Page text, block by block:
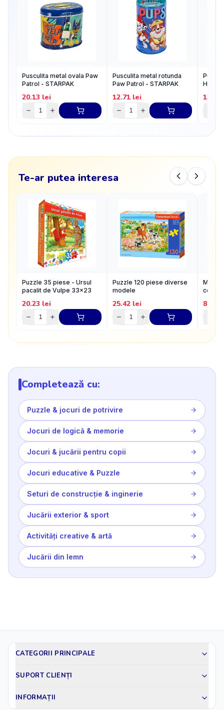
Pusculita metal ovala Paw
Patrol - STARPAK
20.13 lei
Pusculita metal rotunda
Paw Patrol - STARPAK
12.71 lei
Hot
12.71
Te-ar putea interesa
Puzzle 35 piese - Ursul
pacalit de Vulpe 33x23
20.23 lei
Puzzle 120 piese diverse
modele
25.42 lei
cosmic
84.57
Completează cu:
Puzzle & jocuri de potrivire
Jocuri de logică & memorie
Jocuri & jucării pentru copii
Jocuri educative & Puzzle
Seturi de construcție & inginerie
Jucării exterior & sport
Activități creative & artă
Jucării din lemn
CATEGORII PRINCIPALE
SUPORT CLIENȚI
INFORMAȚII